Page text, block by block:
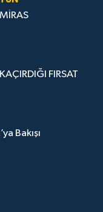
FIRSAT
Bakışı